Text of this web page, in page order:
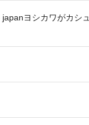
ヨシカワがカシ